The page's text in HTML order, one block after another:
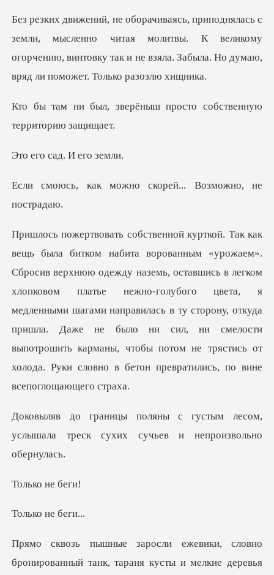
ленно читая молитвы. К великому
огорчению, винтовку так и не вз
рёныш просто собственн
сад. И е
ожно скорей... Воз
шись в легком
хлопковом платье нежно-голубого цвета, я
медленными шагами направилась в ту сторону, откуда
пришла. Даже не было ни сил
тым лесом,
услышала треск сухих с
о не
о не
тараня кусты и мелкие деревья